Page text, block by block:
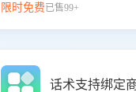
限时免费已售99+
话术支持绑定